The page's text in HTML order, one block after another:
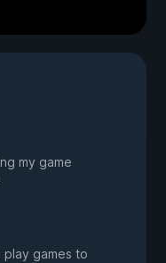
my game
play games to